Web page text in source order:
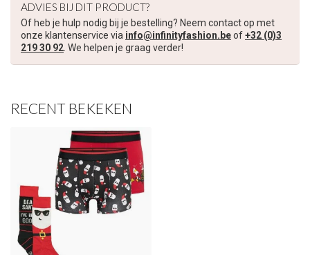
ADVIES BIJ DIT PRODUCT?
Of heb je hulp nodig bij je bestelling? Neem contact op met
onze klantenservice via info@infinityfashion.beof+32 (0)3
219 30 92. We helpen je graag verder!
RECENT BEKEKEN